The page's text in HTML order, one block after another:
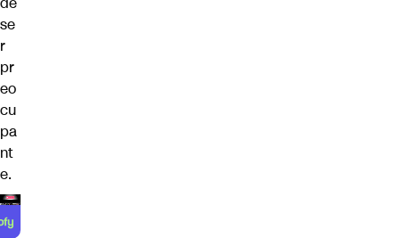
se
r
pr
eo
cu
pa
nt
e.